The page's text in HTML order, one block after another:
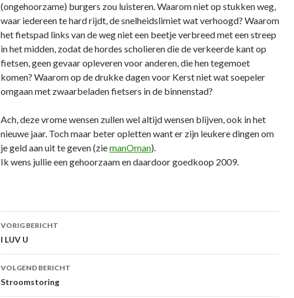
(ongehoorzame) burgers zou luisteren. Waarom niet op stukken weg,
waar iedereen te hard rijdt, de snelheidslimiet wat verhoogd? Waarom
het fietspad links van de weg niet een beetje verbreed met een streep
in het midden, zodat de hordes scholieren die de verkeerde kant op
fietsen, geen gevaar opleveren voor anderen, die hen tegemoet
komen? Waarom op de drukke dagen voor Kerst niet wat soepeler
omgaan met zwaarbeladen fietsers in de binnenstad?
Ach, deze vrome wensen zullen wel altijd wensen blijven, ook in het
nieuwe jaar. Toch maar beter opletten want er zijn leukere dingen om
je geld aan uit te geven (ziemanOman).
Ik wens jullie een gehoorzaam en daardoor goedkoop 2009.
Berichtnavigatie
VORIG BERICHT
I LUV U
VOLGEND BERICHT
Stroomstoring